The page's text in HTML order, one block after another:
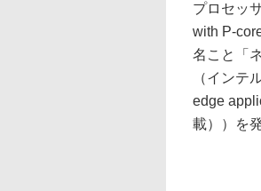
プロセッ
with P-
名こと「
（インテ
edge
載））を